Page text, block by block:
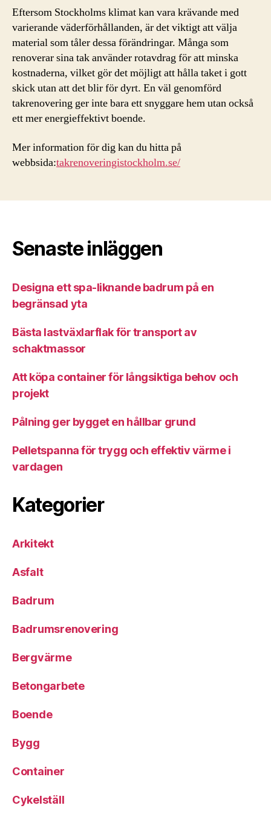
Eftersom Stockholms klimat kan vara krävande med
varierande väderförhållanden, är det viktigt att välja
material som tåler dessa förändringar. Många som
renoverar sina tak använder rotavdrag för att minska
kostnaderna, vilket gör det möjligt att hålla taket i gott
skick utan att det blir för dyrt. En väl genomförd
takrenovering ger inte bara ett snyggare hem utan också
ett mer energieffektivt boende.
Mer information för dig kan du hitta på
webbsida:takrenoveringistockholm.se/
Senaste inläggen
Designa ett spa-liknande badrum på en
begränsad yta
Bästa lastväxlarflak för transport av
schaktmassor
Att köpa container för långsiktiga behov och
projekt
Pålning ger bygget en hållbar grund
Pelletspanna för trygg och effektiv värme i
vardagen
Kategorier
Arkitekt
Asfalt
Badrum
Badrumsrenovering
Bergvärme
Betongarbete
Boende
Bygg
Container
Cykelställ